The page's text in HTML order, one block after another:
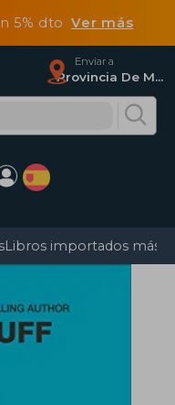
5% dtoVer más
Enviar a
Provincia De Madrid
Libros importados más